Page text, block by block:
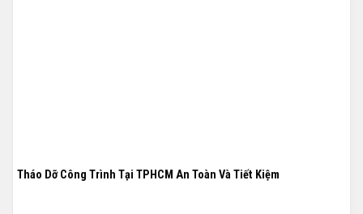
Tháo Dỡ Công Trình Tại TPHCM An Toàn Và Tiết Kiệm